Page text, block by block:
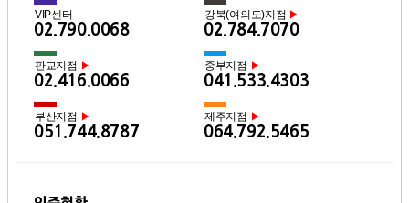
VIP센터
02.790.0068
강북(여의도)지점 ▶
02.784.7070
판교지점 ▶
02.416.0066
중부지점 ▶
041.533.4303
부산지점 ▶
051.744.8787
제주지점 ▶
064.792.5465